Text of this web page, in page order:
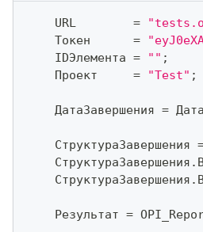
    URL
=
    Токен
=
    IDЭлемента
= "" ;
    Проект
= "Test" ;
    ДатаЗавершения
= Дата
    СтруктураЗавершения
    СтруктураЗавершения
.
    СтруктураЗавершения
.
    Результат
=